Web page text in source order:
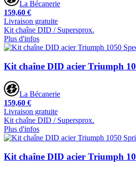
La Bécanerie
159,60 €
Livraison gratuite
Kit chaîne DID / Supersprox.
Plus d'infos
Kit chaîne DID acier Triumph
La Bécanerie
159,60 €
Livraison gratuite
Kit chaîne DID / Supersprox.
Plus d'infos
Kit chaîne DID acier Triumph